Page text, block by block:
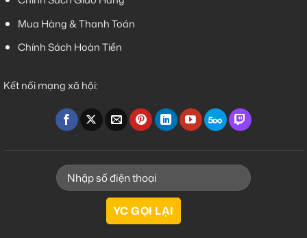
Mua Hàng & Thanh Toán
Chính Sách Hoàn Tiền
Kết nối mạng xã hội: